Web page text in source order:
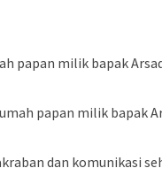
milik bapak
papan milik bapak
dan komunikasi